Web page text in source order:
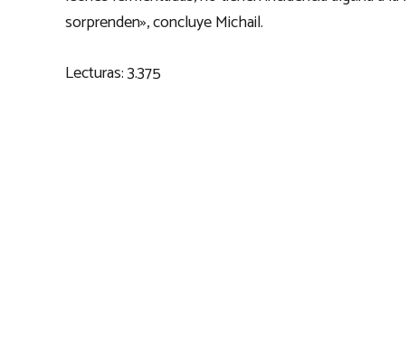
sorprenden», concluye Michail.
Lecturas:3.375